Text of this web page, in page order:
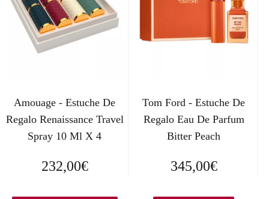
Amouage - Estuche De
Regalo Renaissance Travel
Spray 10 Ml X 4
232,00€
Tom Ford - Estuche De
Regalo Eau De Parfum
Bitter Peach
345,00€